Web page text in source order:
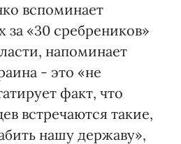
вспоминает
«30 сребреников»
напоминает
- это «не
факт, что
встречаются такие,
нашу державу»,